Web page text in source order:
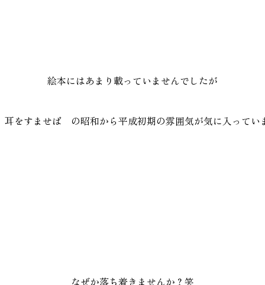
絵本にはあまり載っていませんでしたが
をすませば の昭和から平成初期の雰囲気が気に入ってい
なぜか落ち着きませんか？笑